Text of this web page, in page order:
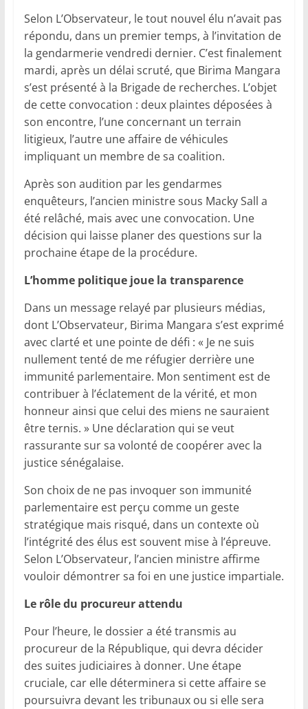
Selon L’Observateur, le tout nouvel élu n’avait pas
répondu, dans un premier temps, à l’invitation de
la gendarmerie vendredi dernier. C’est finalement
mardi, après un délai scruté, que Birima Mangara
s’est présenté à la Brigade de recherches. L’objet
de cette convocation : deux plaintes déposées à
son encontre, l’une concernant un terrain
litigieux, l’autre une affaire de véhicules
impliquant un membre de sa coalition.
Après son audition par les gendarmes
enquêteurs, l’ancien ministre sous Macky Sall a
été relâché, mais avec une convocation. Une
décision qui laisse planer des questions sur la
prochaine étape de la procédure.
L’homme politique joue la transparence
Dans un message relayé par plusieurs médias,
dont L’Observateur, Birima Mangara s’est exprimé
avec clarté et une pointe de défi : « Je ne suis
nullement tenté de me réfugier derrière une
immunité parlementaire. Mon sentiment est de
contribuer à l’éclatement de la vérité, et mon
honneur ainsi que celui des miens ne sauraient
être ternis. » Une déclaration qui se veut
rassurante sur sa volonté de coopérer avec la
justice sénégalaise.
Son choix de ne pas invoquer son immunité
parlementaire est perçu comme un geste
stratégique mais risqué, dans un contexte où
l’intégrité des élus est souvent mise à l’épreuve.
Selon L’Observateur, l’ancien ministre affirme
vouloir démontrer sa foi en une justice impartiale.
Le rôle du procureur attendu
Pour l’heure, le dossier a été transmis au
procureur de la République, qui devra décider
des suites judiciaires à donner. Une étape
cruciale, car elle déterminera si cette affaire se
poursuivra devant les tribunaux ou si elle sera